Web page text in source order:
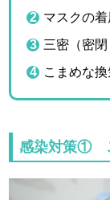
マスクの着
三密（密
こまめな
感染対策①